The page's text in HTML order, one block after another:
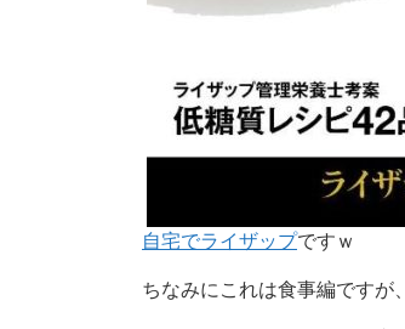
自宅でライザップですｗ
ちなみにこれは食事編ですが、